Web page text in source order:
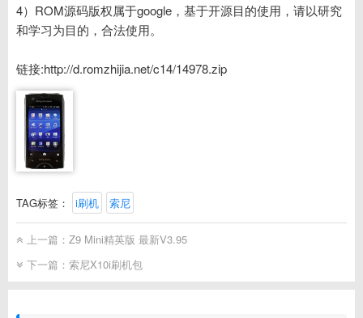
4）ROM源码版权属于google，基于开源目的使用，请以研究
和学习为目的，合法使用。
链接:http://d.romzhijia.net/c14/14978.zip
TAG标签： i刷机 索尼
上一篇： Z9 Mini精英版 最新V3.95
下一篇： 索尼X10i刷机包